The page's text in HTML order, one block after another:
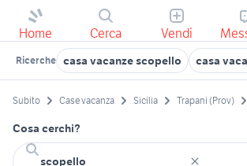
Home Cerca Vendi
Ricerche casa vacanze scopello casa
Subito Case vacanza Sicilia Trapani (Prov)
Cosa cerchi?